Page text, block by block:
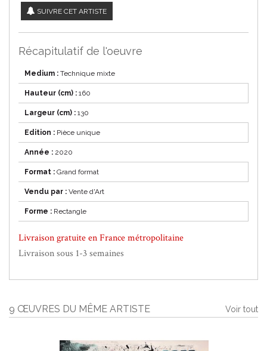
SUIVRE CET ARTISTE
Récapitulatif de l'oeuvre
Medium : Technique mixte
Hauteur (cm) : 160
Largeur (cm) : 130
Edition : Pièce unique
Année : 2020
Format : Grand format
Vendu par : Vente d'Art
Forme : Rectangle
Livraison gratuite en France métropolitaine
Livraison sous 1-3 semaines
Voir tout
9 ŒUVRES DU MÊME ARTISTE